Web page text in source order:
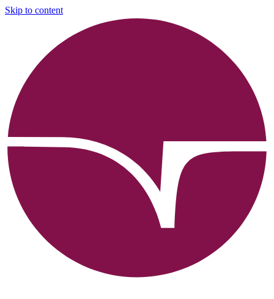
Skip to content